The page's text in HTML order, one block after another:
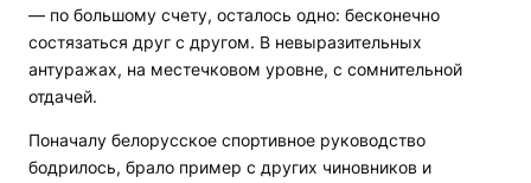
— по большому счету, осталось одно: бесконечно
состязаться друг с другом. В невыразительных
антуражах, на местечковом уровне, с сомнительной
отдачей.
Поначалу белорусское спортивное руководство
бодрилось, брало пример с других чиновников и